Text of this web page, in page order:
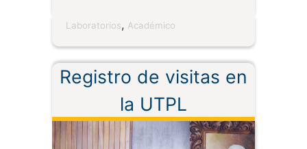
Laboratorios, Académico
Registro de visitas en
la UTPL